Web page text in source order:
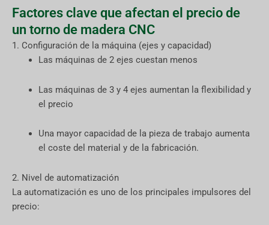
Factores clave que afectan el precio de
un torno de madera CNC
1. Configuración de la máquina (ejes y capacidad)
Las máquinas de 2 ejes cuestan menos
Las máquinas de 3 y 4 ejes aumentan la flexibilidad y
el precio
Una mayor capacidad de la pieza de trabajo aumenta
el coste del material y de la fabricación.
2. Nivel de automatización
La automatización es uno de los principales impulsores del
precio: